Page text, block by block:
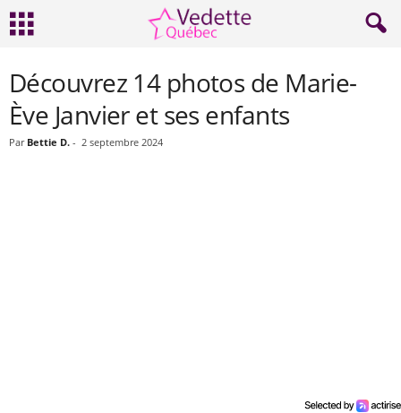
Découvrez 14 photos de Marie-
Ève Janvier et ses enfants
Par Bettie D. - 2 septembre 2024